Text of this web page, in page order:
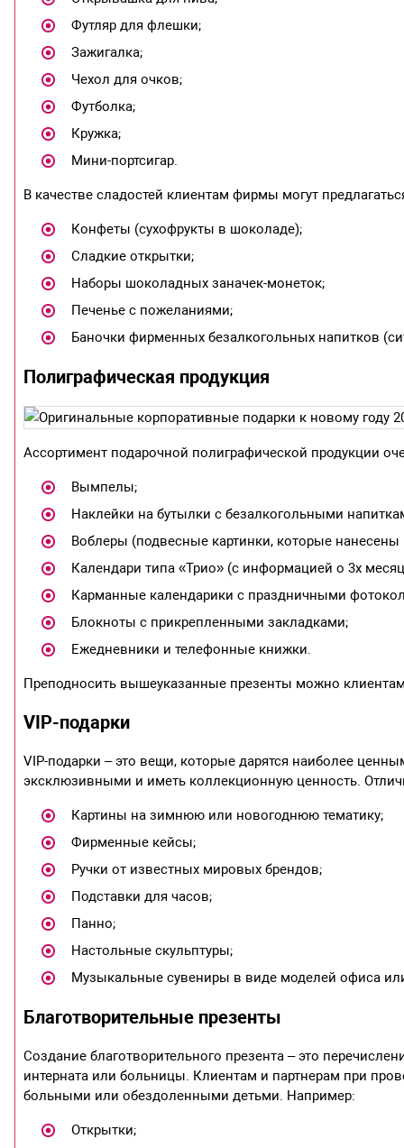
Футляр для флешки;
Зажигалка;
Чехол для очков;
Футболка;
Кружка;
Мини-портсигар.
В качестве сладостей клиентам фирмы могут
Конфеты (сухофрукты в шоколаде);
Сладкие открытки;
Наборы шоколадных заначек-монеток;
Печенье с пожеланиями;
Баночки фирменных безалкогольных напитков
Полиграфическая продукция
Ассортимент подарочной полиграфической продукции
Вымпелы;
Наклейки на бутылки с безалкогольными
Воблеры (подвесные картинки, которые нанесены
Календари типа «Трио» (с информацией о 3х
Карманные календарики с праздничными
Блокноты с прикрепленными закладками;
Ежедневники и телефонные книжки.
Преподносить вышеуказанные презенты можно
VIP-подарки
VIP-подарки – это вещи, которые дарятся наиболее
эксклюзивными и иметь коллекционную ценность.
Картины на зимнюю или новогоднюю тематику;
Фирменные кейсы;
Ручки от известных мировых брендов;
Подставки для часов;
Панно;
Настольные скульптуры;
Музыкальные сувениры в виде моделей офиса
Благотворительные презенты
Создание благотворительного презента – это
интерната или больницы. Клиентам и партнерам при
больными или обездоленными детьми. Например:
Открытки;